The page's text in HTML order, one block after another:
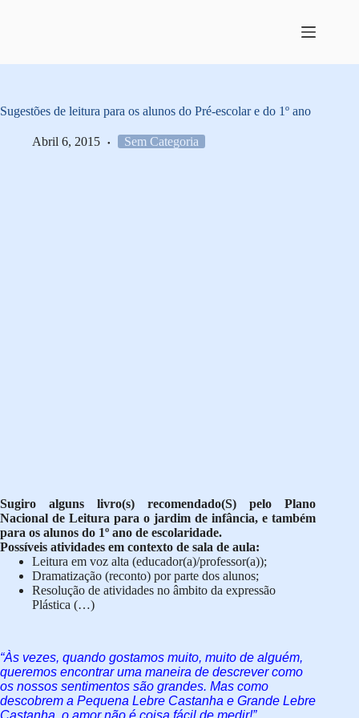
Sugestões de leitura para os alunos do Pré-escolar e do 1º ano
Abril 6, 2015 Sem Categoria
Sugiro alguns livro(s) recomendado(S) pelo Plano
Nacional de Leitura para o jardim de infância, e também
para os alunos do 1º ano de escolaridade.
Possíveis atividades em contexto de sala de aula:
Leitura em voz alta (educador(a)/professor(a));
Dramatização (reconto) por parte dos alunos;
Resolução de atividades no âmbito da expressão
Plástica (…)
“Às vezes, quando gostamos muito, muito de alguém,
queremos encontrar uma maneira de descrever como
os nossos sentimentos são grandes. Mas como
descobrem a Pequena Lebre Castanha e Grande Lebre